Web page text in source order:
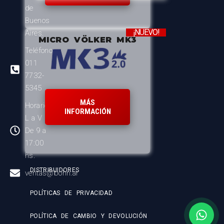
de
Buenos
Aires.
Teléfono:
011
7732-
5345
Horario:
L a V
De 9 a
17:00
hs.
ventas@bohn.ar
MICRO VÖLKER MK3
¡NUEVO!
MÁS
INFORMACIÓN
DISTRIBUIDORES
POLÍTICAS DE PRIVACIDAD
POLÍTICA DE CAMBIO Y DEVOLUCIÓN